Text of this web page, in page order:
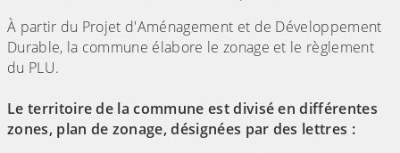
À partir du Projet d'Aménagement et de Développement
Durable, la commune élabore le zonage et le règlement
du PLU.
Le territoire de la commune est divisé en différentes
zones, plan de zonage, désignées par des lettres :